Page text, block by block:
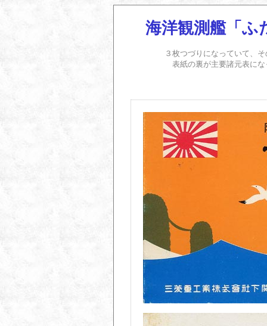
海洋観測艦「ふ
３枚つづりになっていて、
表紙の裏が主要諸元表に